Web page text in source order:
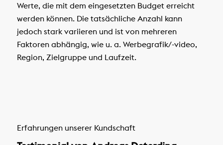
Werte, die mit dem eingesetzten Budget erreicht
werden können. Die tatsächliche Anzahl kann
jedoch stark variieren und ist von mehreren
Faktoren abhängig, wie u. a. Werbegrafik/-video,
Region, Zielgruppe und Laufzeit.
Erfahrungen unserer Kundschaft